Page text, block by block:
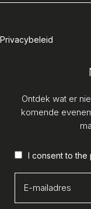
Privacybeleid
Ontdek wat er
komende
I consent to the